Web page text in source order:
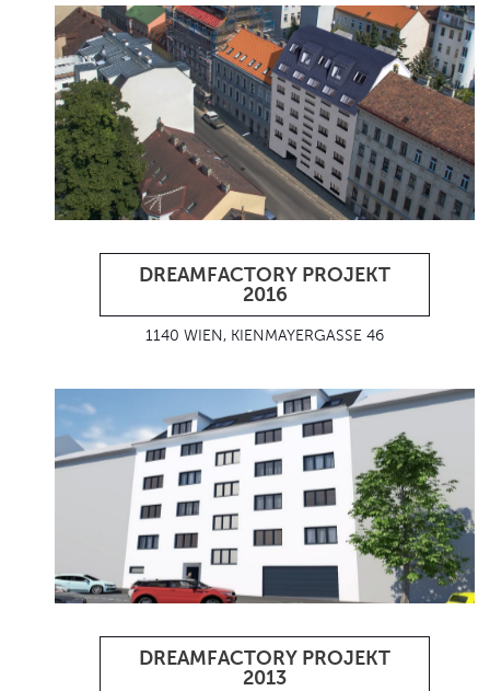
DREAMFACTORY PROJEKT
2016
1140 WIEN, KIENMAYERGASSE 46
DREAMFACTORY PROJEKT
2013